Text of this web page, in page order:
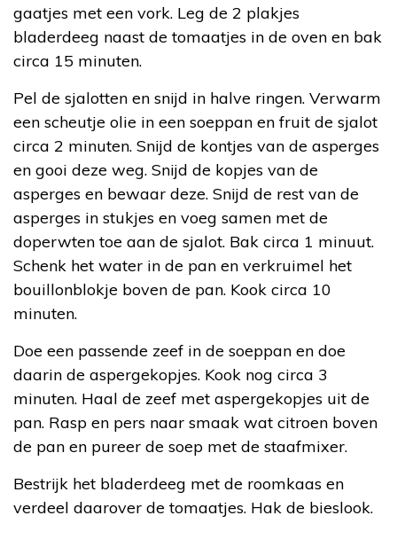
gaatjes met een vork. Leg de 2 plakjes
bladerdeeg naast de tomaatjes in de oven en bak
circa 15 minuten.
Pel de sjalotten en snijd in halve ringen. Verwarm
een scheutje olie in een soeppan en fruit de sjalot
circa 2 minuten. Snijd de kontjes van de asperges
en gooi deze weg. Snijd de kopjes van de
asperges en bewaar deze. Snijd de rest van de
asperges in stukjes en voeg samen met de
doperwten toe aan de sjalot. Bak circa 1 minuut.
Schenk het water in de pan en verkruimel het
bouillonblokje boven de pan. Kook circa 10
minuten.
Doe een passende zeef in de soeppan en doe
daarin de aspergekopjes. Kook nog circa 3
minuten. Haal de zeef met aspergekopjes uit de
pan. Rasp en pers naar smaak wat citroen boven
de pan en pureer de soep met de staafmixer.
Bestrijk het bladerdeeg met de roomkaas en
verdeel daarover de tomaatjes. Hak de bieslook.